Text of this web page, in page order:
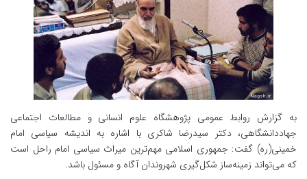
به گزارش روابط عمومی پژوهشگاه علوم انسانی و مطالعات اجتماعی
جهاددانشگاهی، دکتر سیدرضا شاکری با اشاره به اندیشه سیاسی امام
خمینی(ره) گفت: جمهوری اسلامی مهم‌ترین میراث سیاسی امام راحل است
که می‌تواند زمینه‌ساز شکل‌گیری شهروندان آگاه و مسئول باشد.